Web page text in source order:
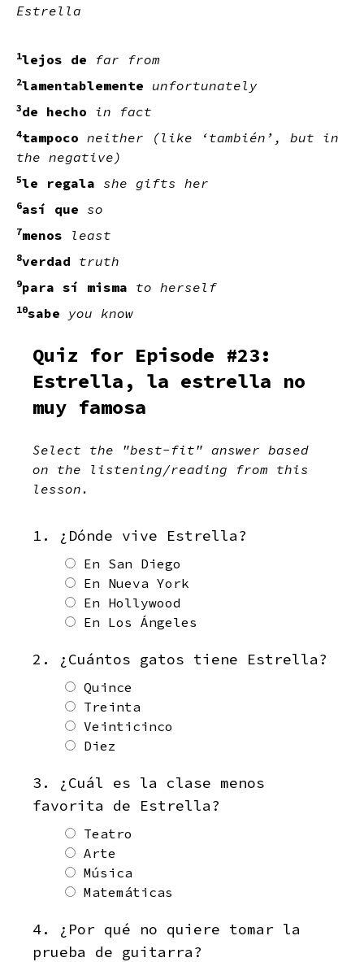
Estrella
1lejos de far from
2lamentablemente unfortunately
3de hecho in fact
4tampoco neither (like ‘también’, but in
the negative)
5le regala she gifts her
6así que so
7menos least
8verdad truth
9para sí misma to herself
10sabe you know
Quiz for Episode #23:
Estrella, la estrella no
muy famosa
Select the "best-fit" answer based
on the listening/reading from this
lesson.
1. ¿Dónde vive Estrella?
En San Diego
En Nueva York
En Hollywood
En Los Ángeles
2. ¿Cuántos gatos tiene Estrella?
Quince
Treinta
Veinticinco
Diez
3. ¿Cuál es la clase menos
favorita de Estrella?
Teatro
Arte
Música
Matemáticas
4. ¿Por qué no quiere tomar la
prueba de guitarra?